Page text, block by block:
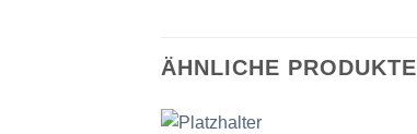
ÄHNLICHE PRODUKTE